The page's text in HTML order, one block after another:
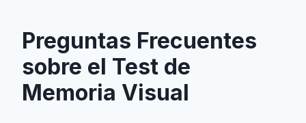
Preguntas Frecuentes
sobre el Test de
Memoria Visual